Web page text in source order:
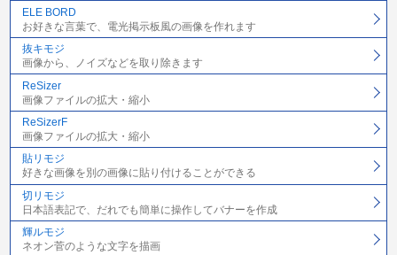
ELE BORD
お好きな言葉で、電光掲示板風の画像を作れます
抜キモジ
画像から、ノイズなどを取り除きます
ReSizer
画像ファイルの拡大・縮小
ReSizerF
画像ファイルの拡大・縮小
貼リモジ
好きな画像を別の画像に貼り付けることができる
切リモジ
日本語表記で、だれでも簡単に操作してバナーを作成
輝ルモジ
ネオン菅のような文字を描画